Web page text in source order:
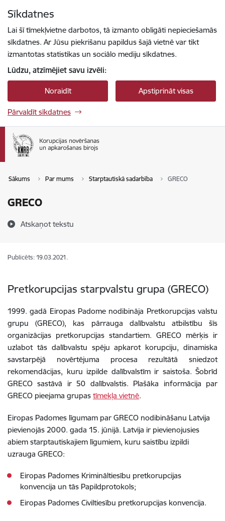
Sīkdatnes
Lai šī tīmekļvietne darbotos, tā izmanto obligāti nepieciešamās
sīkdatnes. Ar Jūsu piekrišanu papildus šajā vietnē var tikt
izmantotas statistikas un sociālo mediju sīkdatnes.
Lūdzu, atzīmējiet savu izvēli:
Noraidīt Apstiprināt visas
Pārvaldīt sīkdatnes
Sākums Par mums Starptautiskā sadarbība GRECO
GRECO
Atskaņot tekstu
Publicēts: 19.03.2021.
Pretkorupcijas starpvalstu grupa (GRECO)
1999. gadā Eiropas Padome nodibināja Pretkorupcijas valstu
grupu (GRECO), kas pārrauga dalībvalstu atbilstību šīs
organizācijas pretkorupcijas standartiem. GRECO mērķis ir
uzlabot tās dalībvalstu spēju apkarot korupciju, dinamiska
savstarpējā novērtējuma procesa rezultātā sniedzot
rekomendācijas, kuru izpilde dalībvalstīm ir saistoša. Šobrīd
GRECO sastāvā ir 50 dalībvalstis. Plašāka informācija par
GRECO pieejama grupas tīmekļa vietnē.
Eiropas Padomes līgumam par GRECO nodibināšanu Latvija
pievienojās 2000. gada 15. jūnijā. Latvija ir pievienojusies
abiem starptautiskajiem līgumiem, kuru saistību izpildi
uzrauga GRECO:
Eiropas Padomes Krimināltiesību pretkorupcijas
konvencija un tās Papildprotokols;
Eiropas Padomes Civiltiesību pretkorupcijas konvencija.